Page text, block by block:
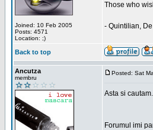
Joined: 10 Feb 2005
Posts: 4571
Location: ;)
Those who
- Quintilian,
Back to top
Ancutza
membru
Posted: Sat
Asta si
Forumul imi